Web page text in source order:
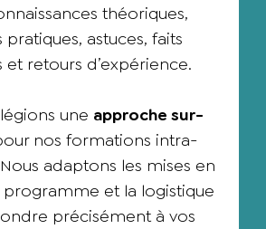
théoriques,
astuces, faits
et retours d’expérience.
une approche sur-
nos formations intra-
adaptons les mises en
programme et la logistique
précisément à vos